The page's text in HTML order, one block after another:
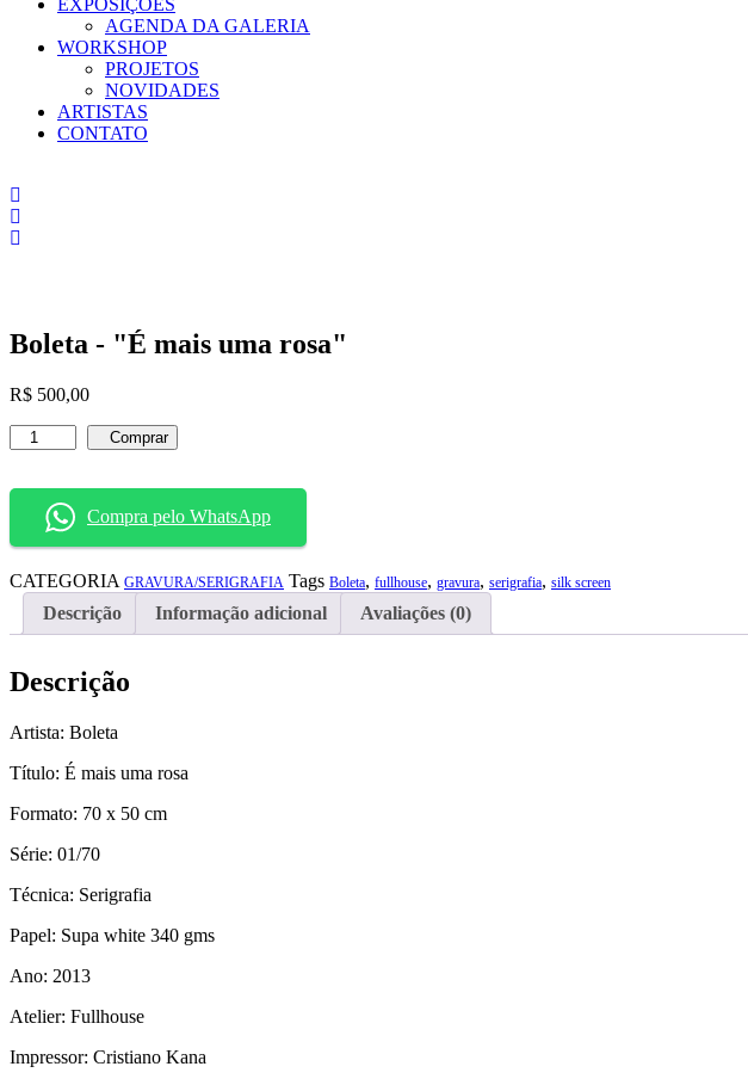
EXPOSIÇÕES
AGENDA DA GALERIA
WORKSHOP
PROJETOS
NOVIDADES
ARTISTAS
CONTATO
Boleta - "É mais uma rosa"
R$ 500,00
Boleta
-
mais
rosa"
Comprar
Compra pelo WhatsApp
CATEGORIA GRAVURA/SERIGRAFIA Tags Boleta, fullhouse, gravura, serigrafia, silk screen
Descrição Informação adicional Avaliações (0)
Descrição
Artista: Boleta
Título: É mais uma rosa
Formato: 70 x 50 cm
Série: 01/70
Técnica: Serigrafia
Papel: Supa white 340 gms
Ano: 2013
Atelier: Fullhouse
Impressor: Cristiano Kana